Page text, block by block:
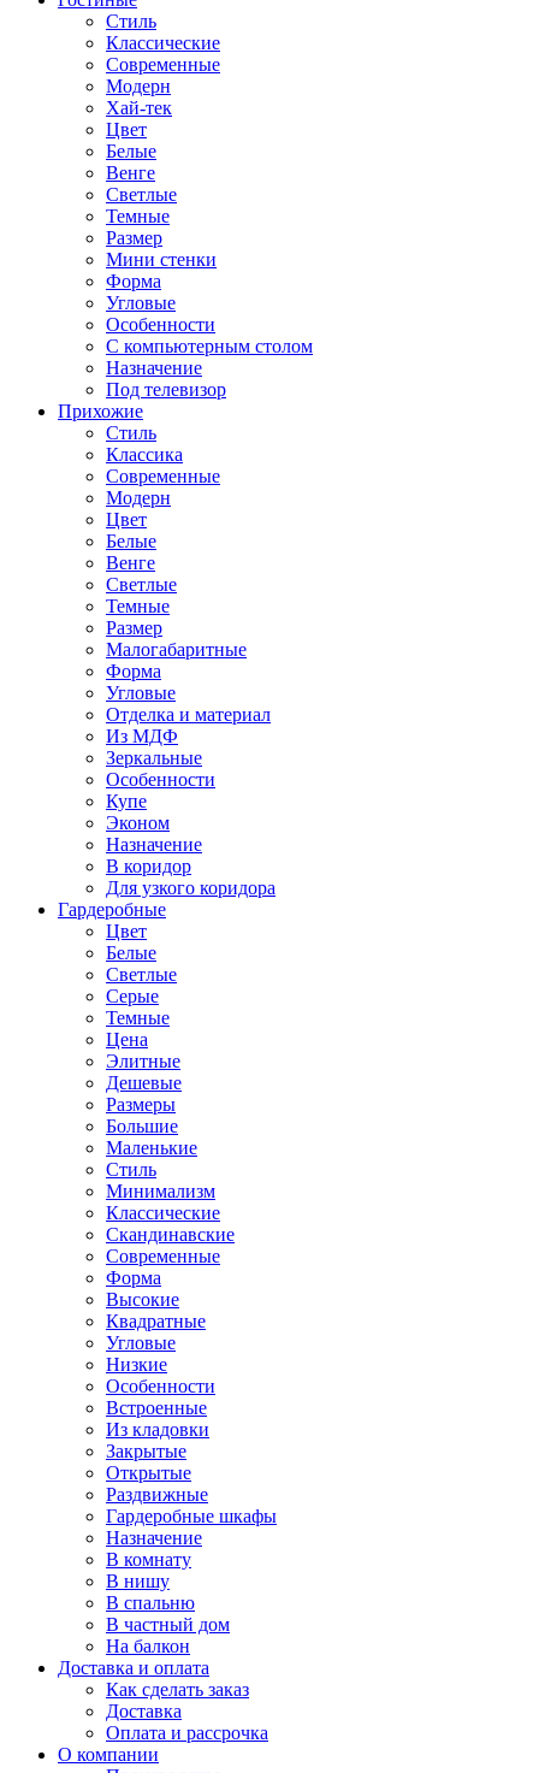
Стиль
Классические
Современные
Модерн
Хай-тек
Цвет
Белые
Венге
Светлые
Темные
Размер
Мини стенки
Форма
Угловые
Особенности
С компьютерным столом
Назначение
Под телевизор
Прихожие
Стиль
Классика
Современные
Модерн
Цвет
Белые
Венге
Светлые
Темные
Размер
Малогабаритные
Форма
Угловые
Отделка и материал
Из МДФ
Зеркальные
Особенности
Купе
Эконом
Назначение
В коридор
Для узкого коридора
Гардеробные
Цвет
Белые
Светлые
Серые
Темные
Цена
Элитные
Дешевые
Размеры
Большие
Маленькие
Стиль
Минимализм
Классические
Скандинавские
Современные
Форма
Высокие
Квадратные
Угловые
Низкие
Особенности
Встроенные
Из кладовки
Закрытые
Открытые
Раздвижные
Гардеробные шкафы
Назначение
В комнату
В нишу
В спальню
В частный дом
На балкон
Доставка и оплата
Как сделать заказ
Доставка
Оплата и рассрочка
О компании